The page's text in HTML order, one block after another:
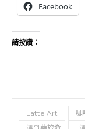
Facebook
請按讚：
Latte Art 咖